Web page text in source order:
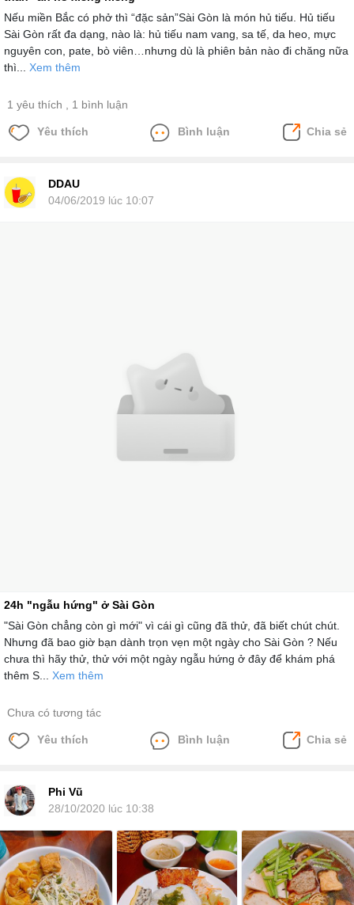
Nếu miền Bắc có phở thì “đặc sản”Sài Gòn là món hủ tiếu. Hủ tiếu
Sài Gòn rất đa dạng, nào là: hủ tiếu nam vang, sa tế, da heo, mực
nguyên con, pate, bò viên…nhưng dù là phiên bản nào đi chăng nữa
thì... Xem thêm
1 yêu thích , 1 bình luận
Yêu thích Bình luận Chia sẻ
DDAU
04/06/2019 lúc 10:07
24h "ngẫu hứng" ở Sài Gòn
"Sài Gòn chẳng còn gì mới" vì cái gì cũng đã thử, đã biết chút chút.
Nhưng đã bao giờ bạn dành trọn vẹn một ngày cho Sài Gòn ? Nếu
chưa thì hãy thử, thử với một ngày ngẫu hứng ở đây để khám phá
thêm S... Xem thêm
Chưa có tương tác
Yêu thích Bình luận Chia sẻ
Phi Vũ
28/10/2020 lúc 10:38